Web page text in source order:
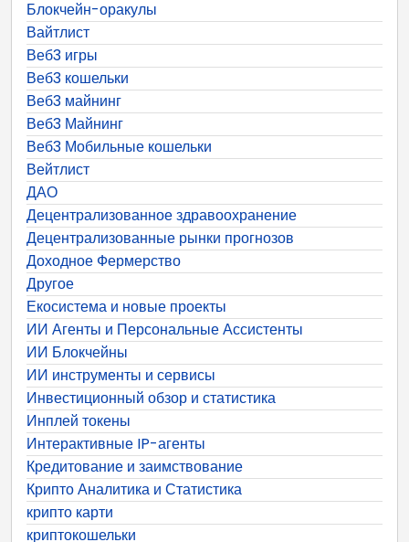
Блокчейн-оракулы
Вайтлист
Веб3 игры
Веб3 кошельки
Веб3 майнинг
Веб3 Майнинг
Веб3 Мобильные кошельки
Вейтлист
ДАО
Децентрализованное здравоохранение
Децентрализованные рынки прогнозов
Доходное Фермерство
Другое
Екосистема и новые проекты
ИИ Агенты и Персональные Ассистенты
ИИ Блокчейны
ИИ инструменты и сервисы
Инвестиционный обзор и статистика
Инплей токены
Интерактивные IP-агенты
Кредитование и заимствование
Крипто Аналитика и Статистика
крипто карти
криптокошельки